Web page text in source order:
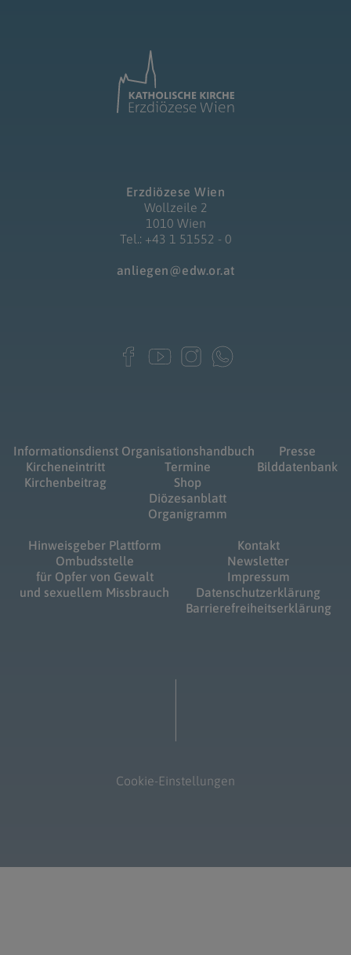
Erzdiözese Wien
Wollzeile 2
1010 Wien
Tel.: +43 1 51552 - 0
anliegen@edw.or.at
Informationsdienst
Kircheneintritt
Kirchenbeitrag
Organisationshandbuch
Termine
Shop
Diözesanblatt
Organigramm
Presse
Bilddatenbank
Hinweisgeber Plattform
Ombudsstelle
für Opfer von Gewalt
und sexuellem Missbrauch
Kontakt
Newsletter
Impressum
Datenschutzerklärung
Barrierefreiheitserklärung
Cookie-Einstellungen